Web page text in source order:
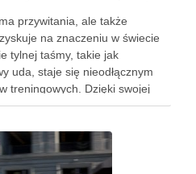
przywitania, ale także
na znaczeniu w świecie
tylnej taśmy, takie jak
uda, staje się nieodłącznym
treningowych. Dzięki swojej
na rozwijanie siły oraz